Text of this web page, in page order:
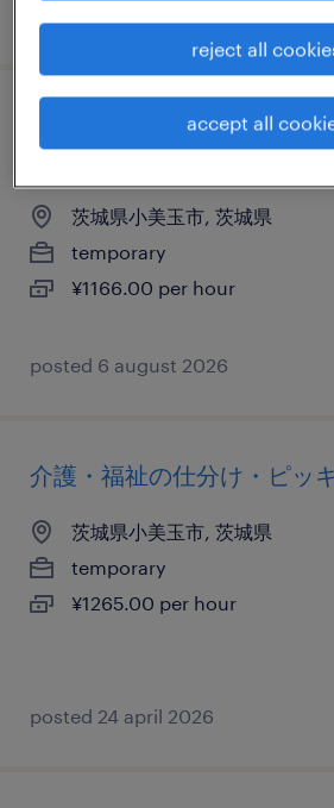
流通・サービス系の仕分け
梱包・検品
茨城県小美玉市, 茨城県
temporary
¥1166.00 per hour
posted 6 august 2026
介護・福祉の仕分け・ピッ
茨城県小美玉市, 茨城県
temporary
¥1265.00 per hour
posted 24 april 2026
reject all
accept all